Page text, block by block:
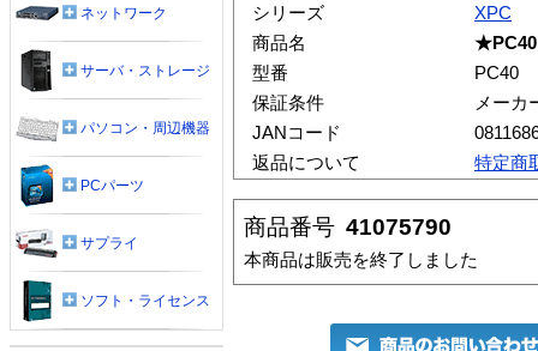
シリーズ
XPC
商品名
★PC40
型番
PC40
保証条件
メーカ
JANコード
返品について
特定商
商品番号 41075790
本商品は販売を終了しました
ネットワーク
サーバ・ストレージ
パソコン・周辺機器
PCパーツ
サプライ
ソフト・ライセンス